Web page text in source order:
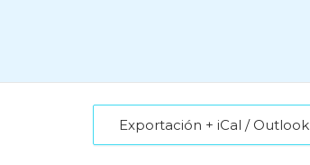
Exportación + iCal / Outlook